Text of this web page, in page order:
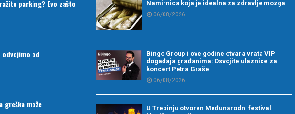
parking? Evo zašto
odvojimo od
greška može
Namirnica koja je idealna za zdravlje mozga
06/08/2026
Bingo Group i ove godine otvara vrata VIP
događaja građanima: Osvojite ulaznice za
koncert Petra Graše
06/08/2026
U Trebinju otvoren Međunarodni festival